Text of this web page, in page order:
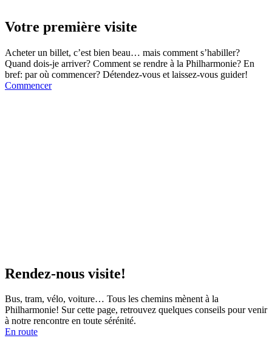
Votre première visite
Acheter un billet, c’est bien beau… mais comment s’habiller?
Quand dois-je arriver? Comment se rendre à la Philharmonie? En
bref: par où commencer? Détendez-vous et laissez-vous guider!
Commencer
Rendez-nous visite!
Bus, tram, vélo, voiture… Tous les chemins mènent à la
Philharmonie! Sur cette page, retrouvez quelques conseils pour venir
à notre rencontre en toute sérénité.
En route